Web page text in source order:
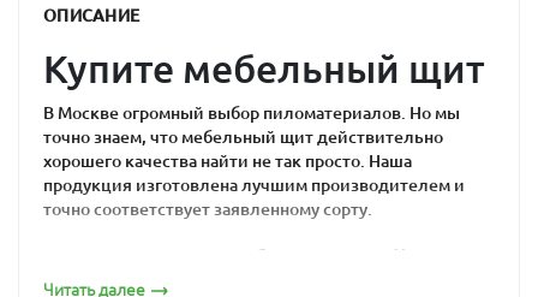
ОПИСАНИЕ
Купите мебельный щит
В Москве огромный выбор пиломатериалов. Но мы
точно знаем, что мебельный щит действительно
хорошего качества найти не так просто. Наша
продукция изготовлена лучшим производителем и
точно соответствует заявленному сорту.
Почему мебельный
Читать далее